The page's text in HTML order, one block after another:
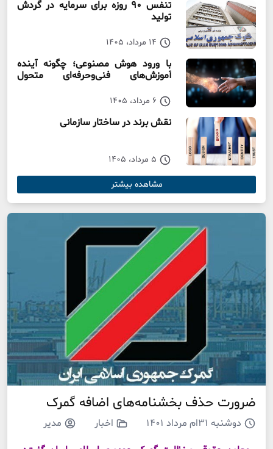
تنفس ۹۰ روزه برای سرمایه در گردش
تولید
14 مرداد، 1405
با ورود هوش مصنوعی؛ چگونه آینده
آموزش‌های فنی‌وحرفه‌ای متحول
6 مرداد، 1405
نقش برند در ساختار سازمانی
5 مرداد، 1405
مشاهده بیشتر
ضرورت حذف بخشنامه‌‌‌های اضافه گمرک
دوشنبه ۳۱ام مرداد ۱۴۰۱ اخبار
مدیر